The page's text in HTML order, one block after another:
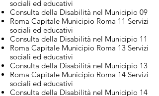
sociali ed educativi
Consulta della Disabilità nel Municipio 09
Roma Capitale Municipio Roma 11 Servizi
sociali ed educativi
Consulta della Disabilità nel Municipio 11
Roma Capitale Municipio Roma 13 Servizi
sociali ed educativi
Consulta della Disabilità nel Municipio 13
Roma Capitale Municipio Roma 14 Servizi
sociali ed educativi
Consulta della Disabilità nel Municipio 14